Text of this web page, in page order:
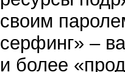
своим
серфинг» –
и более